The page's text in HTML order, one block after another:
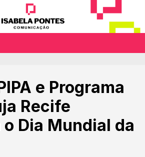
e Programa
Recife
Dia Mundial da